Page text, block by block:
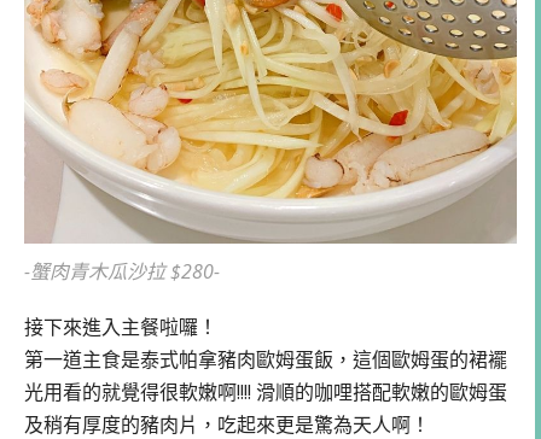
-蟹肉青木瓜沙拉 $280-
接下來進入主餐啦囉！
第一道主食是泰式帕拿豬肉歐姆蛋飯，這個歐姆蛋的裙襬
光用看的就覺得很軟嫩啊!!!! 滑順的咖哩搭配軟嫩的歐姆蛋
及稍有厚度的豬肉片，吃起來更是驚為天人啊！